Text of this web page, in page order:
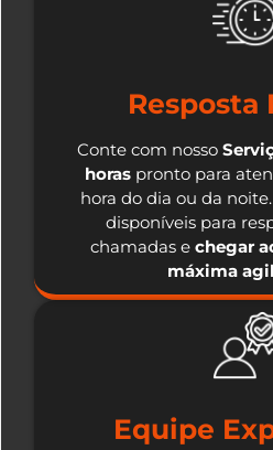
Resposta
Conte com nosso
horas pronto para
hora do dia ou da
disponíveis para
chamadas e chegar
máxima
Equipe